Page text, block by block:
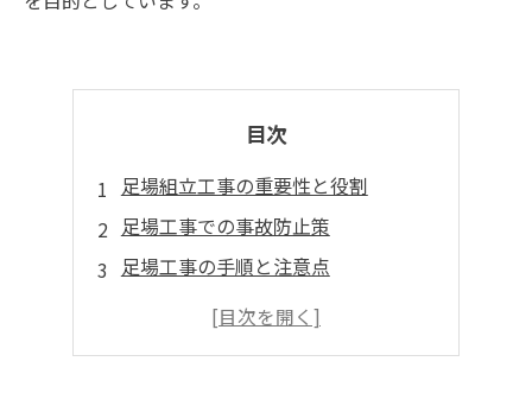
目次
足場組立工事の重要性と役割
足場工事での事故防止策
足場工事の手順と注意点
足場組立工事に必要な資格や技術